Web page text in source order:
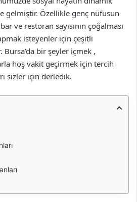
gelmiştir. Özellikle genç nüfusun
ve restoran sayısının çoğalması
isteyenler için çeşitli
Bursa’da bir şeyler içmek ,
hoş vakit geçirmek için tercih
sizler için derledik.